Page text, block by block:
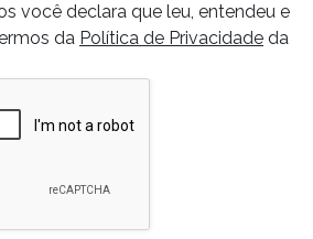
você declara que leu, entendeu e
da Política de Privacidade da